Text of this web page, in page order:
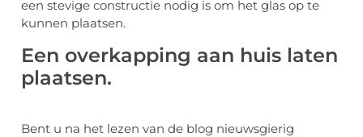
een stevige constructie nodig is om het glas op te
kunnen plaatsen.
Een overkapping aan huis laten
plaatsen.
Bent u na het lezen van de blog nieuwsgierig